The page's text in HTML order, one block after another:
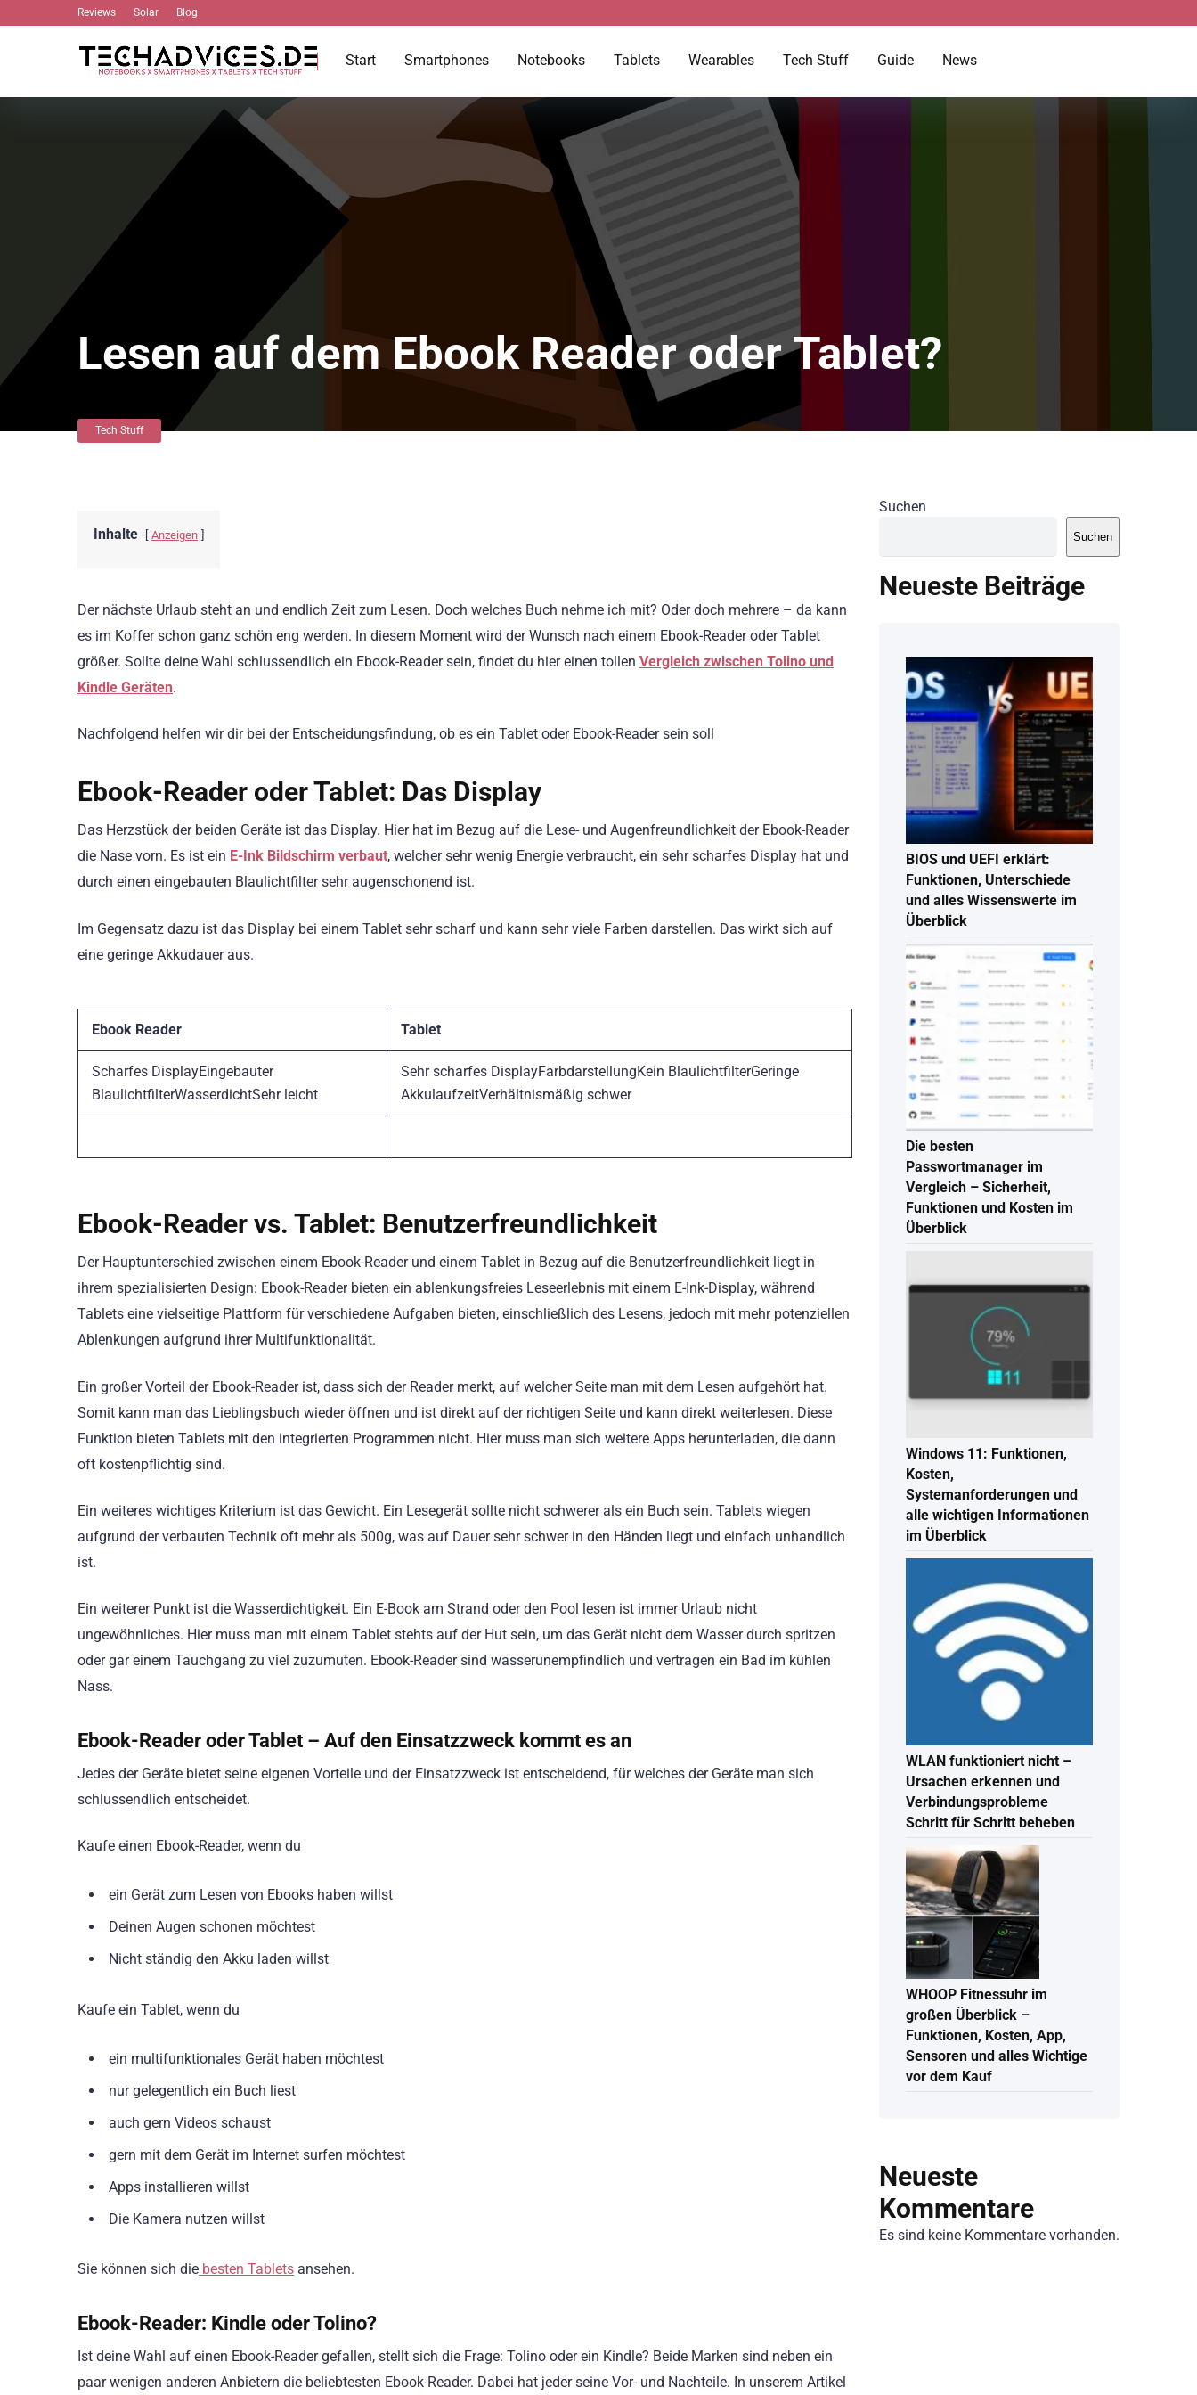
Reviews Solar Blog
Start Smartphones Notebooks Tablets Wearables Tech Stuff Guide News
Lesen auf dem Ebook Reader oder Tablet?
Tech Stuff
Inhalte Anzeigen
Der nächste Urlaub steht an und endlich Zeit zum Lesen. Doch welches Buch nehme ich mit? Oder doch mehrere – da kann
es im Koffer schon ganz schön eng werden. In diesem Moment wird der Wunsch nach einem Ebook-Reader oder Tablet
größer. Sollte deine Wahl schlussendlich ein Ebook-Reader sein, findet du hier einen tollen Vergleich zwischen Tolino und
Kindle Geräten.
Nachfolgend helfen wir dir bei der Entscheidungsfindung, ob es ein Tablet oder Ebook-Reader sein soll
Ebook-Reader oder Tablet: Das Display
Das Herzstück der beiden Geräte ist das Display. Hier hat im Bezug auf die Lese- und Augenfreundlichkeit der Ebook-Reader
die Nase vorn. Es ist ein E-Ink Bildschirm verbaut, welcher sehr wenig Energie verbraucht, ein sehr scharfes Display hat und
durch einen eingebauten Blaulichtfilter sehr augenschonend ist.
Im Gegensatz dazu ist das Display bei einem Tablet sehr scharf und kann sehr viele Farben darstellen. Das wirkt sich auf
eine geringe Akkudauer aus.
Ebook Reader Tablet
Scharfes DisplayEingebauter
BlaulichtfilterWasserdichtSehr leicht
Sehr scharfes DisplayFarbdarstellungKein BlaulichtfilterGeringe
AkkulaufzeitVerhältnismäßig schwer
Ebook-Reader vs. Tablet: Benutzerfreundlichkeit
Der Hauptunterschied zwischen einem Ebook-Reader und einem Tablet in Bezug auf die Benutzerfreundlichkeit liegt in
ihrem spezialisierten Design: Ebook-Reader bieten ein ablenkungsfreies Leseerlebnis mit einem E-Ink-Display, während
Tablets eine vielseitige Plattform für verschiedene Aufgaben bieten, einschließlich des Lesens, jedoch mit mehr potenziellen
Ablenkungen aufgrund ihrer Multifunktionalität.
Ein großer Vorteil der Ebook-Reader ist, dass sich der Reader merkt, auf welcher Seite man mit dem Lesen aufgehört hat.
Somit kann man das Lieblingsbuch wieder öffnen und ist direkt auf der richtigen Seite und kann direkt weiterlesen. Diese
Funktion bieten Tablets mit den integrierten Programmen nicht. Hier muss man sich weitere Apps herunterladen, die dann
oft kostenpflichtig sind.
Ein weiteres wichtiges Kriterium ist das Gewicht. Ein Lesegerät sollte nicht schwerer als ein Buch sein. Tablets wiegen
aufgrund der verbauten Technik oft mehr als 500g, was auf Dauer sehr schwer in den Händen liegt und einfach unhandlich
ist.
Ein weiterer Punkt ist die Wasserdichtigkeit. Ein E-Book am Strand oder den Pool lesen ist immer Urlaub nicht
ungewöhnliches. Hier muss man mit einem Tablet stehts auf der Hut sein, um das Gerät nicht dem Wasser durch spritzen
oder gar einem Tauchgang zu viel zuzumuten. Ebook-Reader sind wasserunempfindlich und vertragen ein Bad im kühlen
Nass.
Ebook-Reader oder Tablet – Auf den Einsatzzweck kommt es an
Jedes der Geräte bietet seine eigenen Vorteile und der Einsatzzweck ist entscheidend, für welches der Geräte man sich
schlussendlich entscheidet.
Kaufe einen Ebook-Reader, wenn du
ein Gerät zum Lesen von Ebooks haben willst
Deinen Augen schonen möchtest
Nicht ständig den Akku laden willst
Kaufe ein Tablet, wenn du
ein multifunktionales Gerät haben möchtest
nur gelegentlich ein Buch liest
auch gern Videos schaust
gern mit dem Gerät im Internet surfen möchtest
Apps installieren willst
Die Kamera nutzen willst
Sie können sich die besten Tablets ansehen.
Ebook-Reader: Kindle oder Tolino?
Ist deine Wahl auf einen Ebook-Reader gefallen, stellt sich die Frage: Tolino oder ein Kindle? Beide Marken sind neben ein
paar wenigen anderen Anbietern die beliebtesten Ebook-Reader. Dabei hat jeder seine Vor- und Nachteile. In unserem Artikel
Suchen
Suchen
Neueste Beiträge
BIOS und UEFI erklärt:
Funktionen, Unterschiede
und alles Wissenswerte im
Überblick
Die besten
Passwortmanager im
Vergleich – Sicherheit,
Funktionen und Kosten im
Überblick
Windows 11: Funktionen,
Kosten,
Systemanforderungen und
alle wichtigen Informationen
im Überblick
WLAN funktioniert nicht –
Ursachen erkennen und
Verbindungsprobleme
Schritt für Schritt beheben
WHOOP Fitnessuhr im
großen Überblick –
Funktionen, Kosten, App,
Sensoren und alles Wichtige
vor dem Kauf
Neueste
Kommentare
Es sind keine Kommentare vorhanden.